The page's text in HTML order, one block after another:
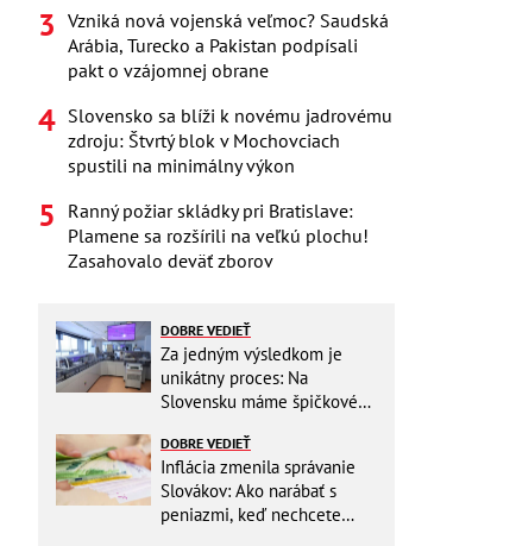
Vzniká nová vojenská veľmoc? Saudská
Arábia, Turecko a Pakistan podpísali
pakt o vzájomnej obrane
Slovensko sa blíži k novému jadrovému
zdroju: Štvrtý blok v Mochovciach
spustili na minimálny výkon
Ranný požiar skládky pri Bratislave:
Plamene sa rozšírili na veľkú plochu!
Zasahovalo deväť zborov
DOBRE VEDIEŤ
Za jedným výsledkom je
unikátny proces: Na
Slovensku máme špičkové
DOBRE VEDIEŤ
Inflácia zmenila správanie
Slovákov: Ako narábať s
peniazmi, keď nechcete